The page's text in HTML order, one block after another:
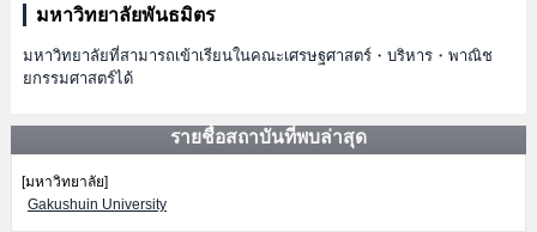
มหาวิทยาลัยพันธมิตร
มหาวิทยาลัยที่สามารถเข้าเรียนในคณะเศรษฐศาสตร์・บริหาร・พาณิช
ยกรรมศาสตร์ได้
รายชื่อสถาบันที่พบล่าสุด
[มหาวิทยาลัย]
Gakushuin University